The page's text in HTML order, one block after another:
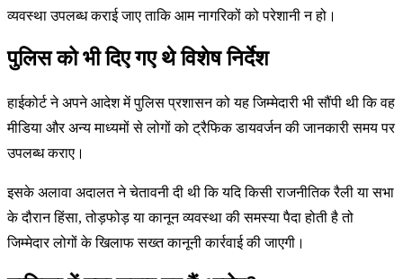
व्यवस्था उपलब्ध कराई जाए ताकि आम नागरिकों को परेशानी न हो।
पुलिस को भी दिए गए थे विशेष निर्देश
हाईकोर्ट ने अपने आदेश में पुलिस प्रशासन को यह जिम्मेदारी भी सौंपी थी कि वह
मीडिया और अन्य माध्यमों से लोगों को ट्रैफिक डायवर्जन की जानकारी समय पर
उपलब्ध कराए।
इसके अलावा अदालत ने चेतावनी दी थी कि यदि किसी राजनीतिक रैली या सभा
के दौरान हिंसा, तोड़फोड़ या कानून व्यवस्था की समस्या पैदा होती है तो
जिम्मेदार लोगों के खिलाफ सख्त कानूनी कार्रवाई की जाएगी।